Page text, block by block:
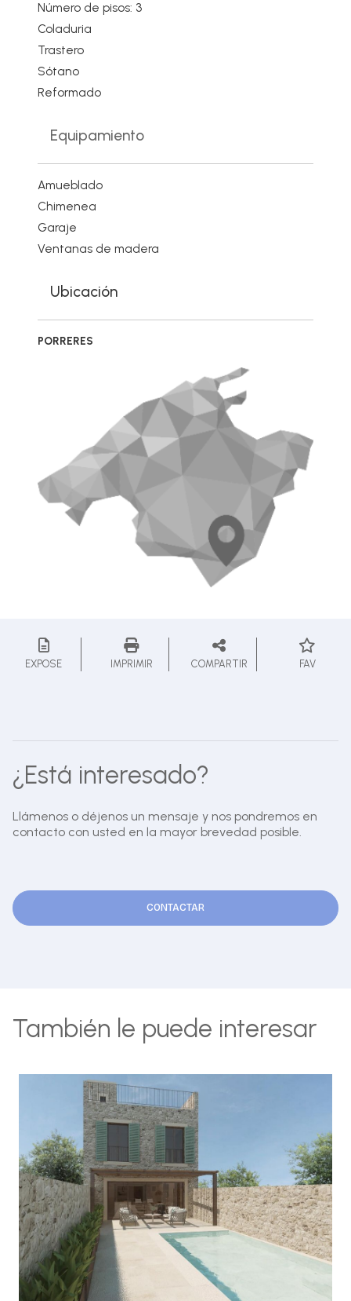
Número de pisos: 3
Coladuria
Trastero
Sótano
Reformado
Equipamiento
Amueblado
Chimenea
Garaje
Ventanas de madera
Ubicación
PORRERES
EXPOSE IMPRIMIR COMPARTIR FAV
¿Está interesado?
Llámenos o déjenos un mensaje y nos pondremos en
contacto con usted en la mayor brevedad posible.
CONTACTAR
También le puede interesar